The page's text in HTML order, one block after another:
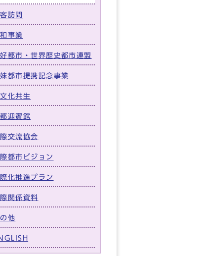
訪問
事業
都市・世界歴史都市連盟
都市提携記念事業
化共生
迎賓館
交流協会
都市ビジョン
化推進プラン
関係資料
他